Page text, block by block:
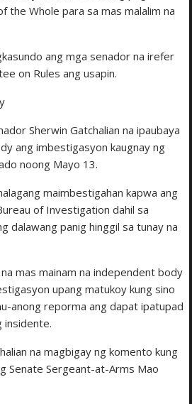
the Whole para sa mas malalim na
ang mga senador na irefer
on Rules ang usapin.
Sherwin Gatchalian na ipaubaya
ang imbestigasyon kaugnay ng
noong Mayo 13.
maimbestigahan kapwa ang
of Investigation dahil sa
dalawang panig hinggil sa tunay na
mas mainam na independent body
upang matukoy kung sino
anong reporma ang dapat ipatupad
insidente.
na magbigay ng komento kung
Senate Sergeant-at-Arms Mao